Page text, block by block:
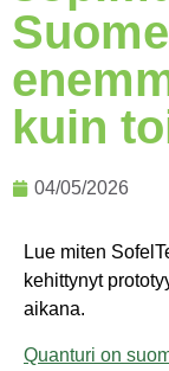
kuin
04/05/2026
Lue miten
kehittynyt
aikana.
Quanturi on